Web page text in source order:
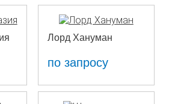
Лорд Хануман
по запросу